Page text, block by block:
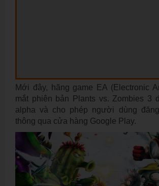
Mới đây, hãng game EA (Electronic
mắt phiên bản Plants vs. Zombies 3
alpha và cho phép người dùng
thông qua cửa hàng Google Play.